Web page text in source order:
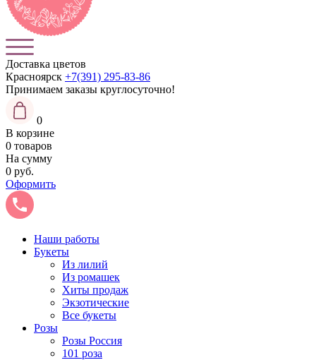
Доставка цветов
Красноярск +7(391) 295-83-86
Принимаем заказы круглосуточно!
0
В корзине
0 товаров
На сумму
0 руб.
Оформить
Наши работы
Букеты
Из лилий
Из ромашек
Хиты продаж
Экзотические
Все букеты
Розы
Розы Россия
101 роза